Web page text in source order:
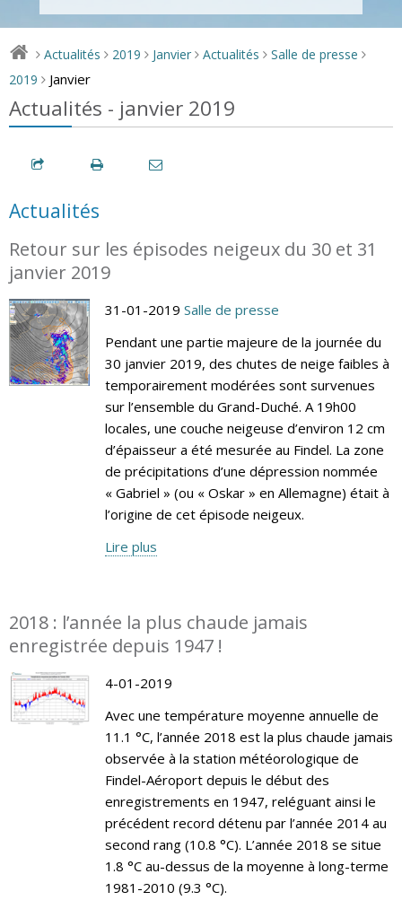
> Actualités > 2019 > Janvier > Actualités > Salle de presse >
2019 > Janvier
Actualités - janvier 2019
Actualités
Retour sur les épisodes neigeux du 30 et 31
janvier 2019
31-01-2019 Salle de presse
Pendant une partie majeure de la journée du
30 janvier 2019, des chutes de neige faibles à
temporairement modérées sont survenues
sur l’ensemble du Grand-Duché. A 19h00
locales, une couche neigeuse d’environ 12 cm
d’épaisseur a été mesurée au Findel. La zone
de précipitations d’une dépression nommée
« Gabriel » (ou « Oskar » en Allemagne) était à
l’origine de cet épisode neigeux.
Lire plus
2018 : l’année la plus chaude jamais
enregistrée depuis 1947 !
4-01-2019
Avec une température moyenne annuelle de
11.1 °C, l’année 2018 est la plus chaude jamais
observée à la station météorologique de
Findel-Aéroport depuis le début des
enregistrements en 1947, reléguant ainsi le
précédent record détenu par l’année 2014 au
second rang (10.8 °C). L’année 2018 se situe
1.8 °C au-dessus de la moyenne à long-terme
1981-2010 (9.3 °C).